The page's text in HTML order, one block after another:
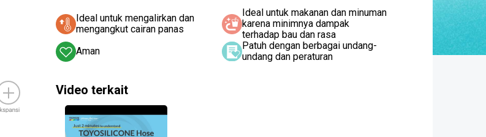
Ideal untuk mengalirkan dan
mengangkut cairan panas
Ideal untuk makanan dan minuman
karena minimnya dampak
terhadap bau dan rasa
Aman
Patuh dengan berbagai undang-
undang dan peraturan
Video terkait